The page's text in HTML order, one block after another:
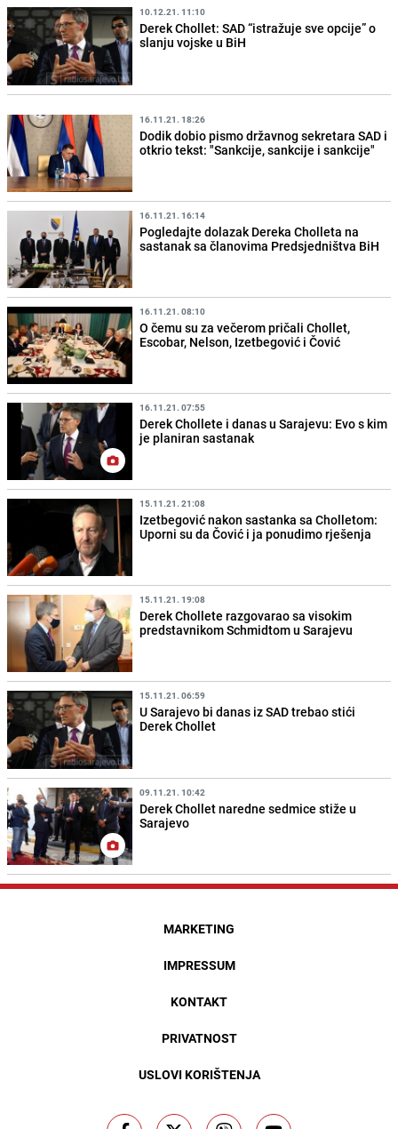
10.12.21. 11:10
Derek Chollet: SAD “istražuje sve opcije” o
slanju vojske u BiH
16.11.21. 18:26
Dodik dobio pismo državnog sekretara SAD i
otkrio tekst: "Sankcije, sankcije i sankcije"
16.11.21. 16:14
Pogledajte dolazak Dereka Cholleta na
sastanak sa članovima Predsjedništva BiH
16.11.21. 08:10
O čemu su za večerom pričali Chollet,
Escobar, Nelson, Izetbegović i Čović
16.11.21. 07:55
Derek Chollete i danas u Sarajevu: Evo s kim
je planiran sastanak
15.11.21. 21:08
Izetbegović nakon sastanka sa Cholletom:
Uporni su da Čović i ja ponudimo rješenja
15.11.21. 19:08
Derek Chollete razgovarao sa visokim
predstavnikom Schmidtom u Sarajevu
15.11.21. 06:59
U Sarajevo bi danas iz SAD trebao stići
Derek Chollet
09.11.21. 10:42
Derek Chollet naredne sedmice stiže u
Sarajevo
MARKETING
IMPRESSUM
KONTAKT
PRIVATNOST
USLOVI KORIŠTENJA